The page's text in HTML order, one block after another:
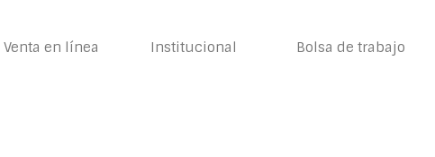
Venta en línea Institucional Bolsa de trabajo